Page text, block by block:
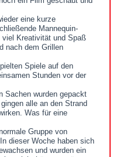
eine kurze
Mannequin-
viel Kreativität und Spaß
nach dem Grillen
Spiele auf den
Stunden vor der
Sachen wurden gepackt
alle an den Strand
Was für eine
Gruppe von
dieser Woche haben sich
und wurden ein